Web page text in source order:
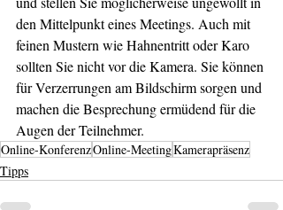
den Mittelpunkt eines Meetings. Auch mit
feinen Mustern wie Hahnentritt oder Karo
sollten Sie nicht vor die Kamera. Sie können
für Verzerrungen am Bildschirm sorgen und
machen die Besprechung ermüdend für die
Augen der Teilnehmer.
Online-KonferenzOnline-MeetingKamerapräsenz
Tipps